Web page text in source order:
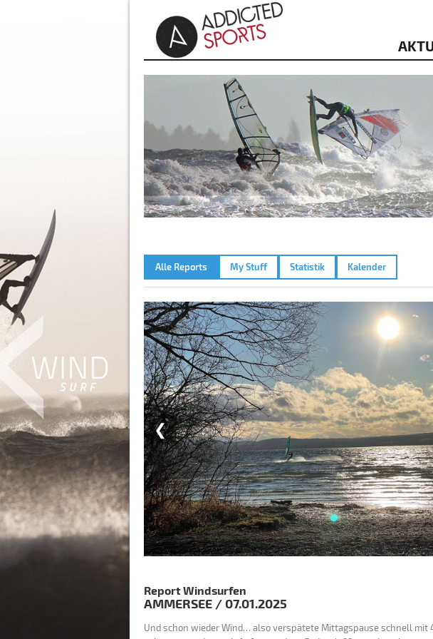
Alle Reports My Stuff Statistik Kalender
AMMERSEE – 07.01.2025
❮
Report Windsurfen
AMMERSEE / 07.01.2025
Und schon wieder Wind… also verspätete Mittagspause schnell mit